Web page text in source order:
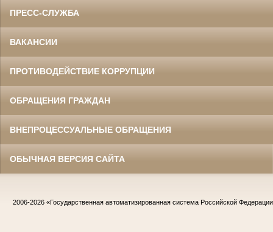
ПРЕСС-СЛУЖБА
ВАКАНСИИ
ПРОТИВОДЕЙСТВИЕ КОРРУПЦИИ
ОБРАЩЕНИЯ ГРАЖДАН
ВНЕПРОЦЕССУАЛЬНЫЕ ОБРАЩЕНИЯ
ОБЫЧНАЯ ВЕРСИЯ САЙТА
2006-2026 «Государственная автоматизированная система Российской